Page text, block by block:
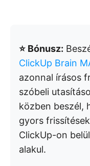
⭐ Bónusz:
ClickUp Brain
azonnal írásos
szóbeli
közben beszél,
gyors
ClickUp-on
alakul.